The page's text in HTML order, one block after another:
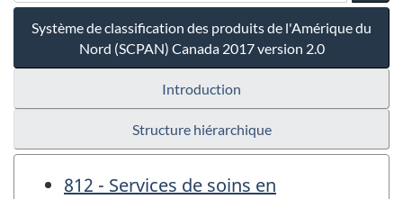
Système de classification des produits de l'Amérique du
Nord (SCPAN) Canada 2017 version 2.0
Introduction
Structure hiérarchique
812 - Services de soins en